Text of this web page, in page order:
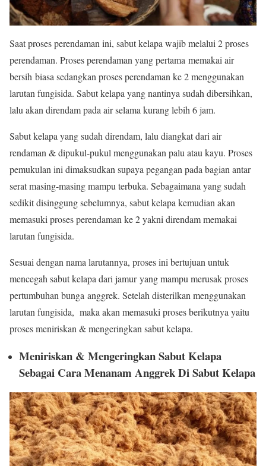
Saat proses perendaman ini, sabut kelapa wajibmelalui 2proses
perendaman. Proses perendaman yangpertama memakai air
bersih biasa sedangkan proses perendaman ke 2 menggunakan
larutan fungisida. Sabut kelapa yang nantinya sudah dibersihkan,
lalu akan direndampada air selama kurang lebih 6 jam.
Sabut kelapa yang sudah direndam, lalu diangkat dari air
rendaman &dipukul-pukul menggunakan palu atau kayu. Proses
pemukulan ini dimaksudkan supaya pegangan pada bagian antar
serat masing-masingmampu terbuka. Sebagaimana yang sudah
sedikit disinggung sebelumnya, sabut kelapa kemudian akan
memasuki proses perendaman ke 2 yakni direndam memakai
larutan fungisida.
Sesuai dengan nama larutannya, proses ini bertujuan untuk
mencegah sabut kelapa dari jamur yang mampu merusak proses
pertumbuhan bunga anggrek. Setelah disterilkan menggunakan
larutan fungisida, maka akan memasuki proses berikutnya yaitu
proses meniriskan & mengeringkan sabut kelapa.
Meniriskan & Mengeringkan Sabut Kelapa
Sebagai Cara Menanam Anggrek Di Sabut Kelapa